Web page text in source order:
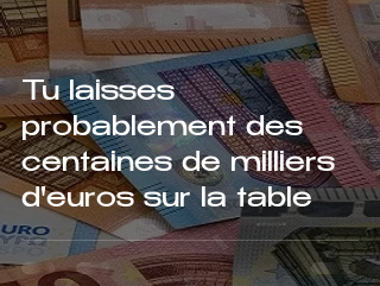
Tu laisses
probablement des
centaines de milliers
d'euros sur la table